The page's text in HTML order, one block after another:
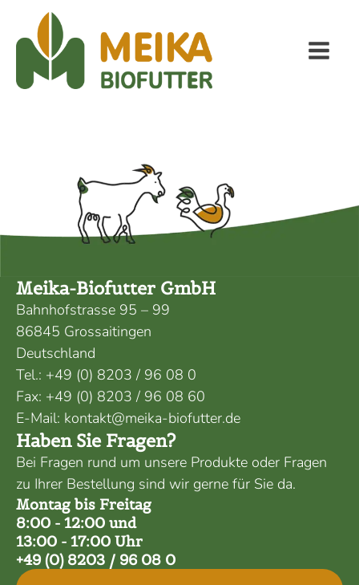
Meika-Biofutter GmbH
Bahnhofstrasse 95 – 99
86845 Grossaitingen
Deutschland
Tel.: +49 (0) 8203 / 96 08 0
Fax: +49 (0) 8203 / 96 08 60
E-Mail: kontakt@meika-biofutter.de
Haben Sie Fragen?
Bei Fragen rund um unsere Produkte oder Fragen
zu Ihrer Bestellung sind wir gerne für Sie da.
Montag bis Freitag
8:00 - 12:00 und
13:00 - 17:00 Uhr
+49 (0) 8203 / 96 08 0